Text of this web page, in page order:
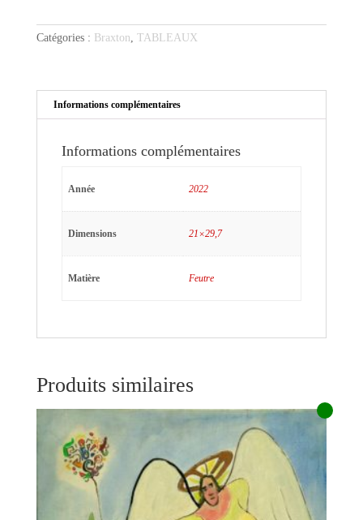
4
Catégories : Braxton, TABLEAUX
Informations complémentaires
Informations complémentaires
Année 2022
Dimensions 21×29,7
Matière Feutre
Produits similaires